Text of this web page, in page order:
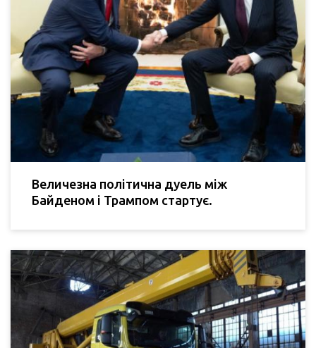
Величезна політична дуель між
Байденом і Трампом стартує.